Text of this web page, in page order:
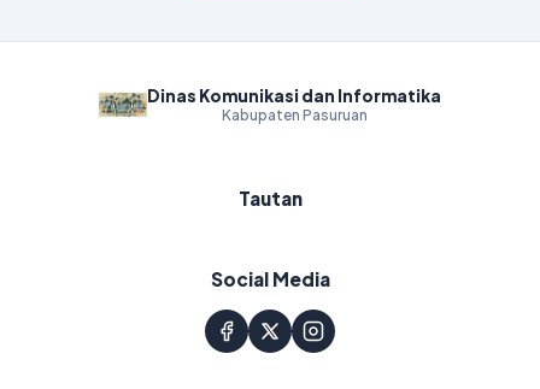
Dinas Komunikasi dan Informatika
Kabupaten Pasuruan
Tautan
Social Media